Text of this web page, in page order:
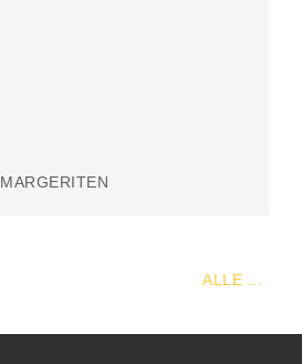
MARGERITEN
ALLE ...